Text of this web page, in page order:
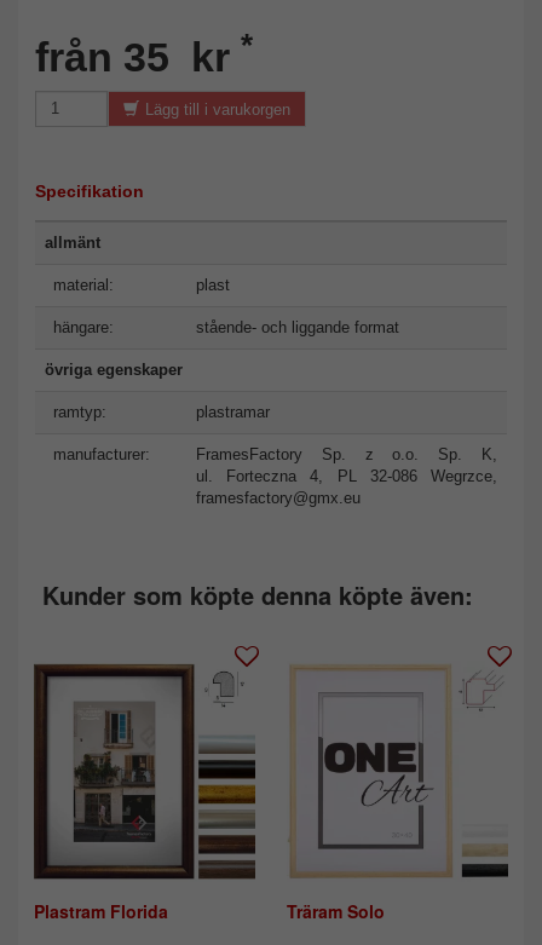
från 35 kr *
Lägg till i varukorgen
Specifikation
allmänt
material: plast
hängare: stående- och liggande format
övriga egenskaper
ramtyp: plastramar
manufacturer:
FramesFactory Sp. z o.o. Sp. K,
ul. Forteczna 4, PL 32-086 Wegrzce,
framesfactory@gmx.eu
Kunder som köpte denna köpte även:
Plastram Florida Träram Solo